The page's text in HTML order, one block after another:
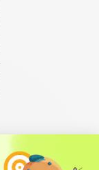
la
Niko Mihic
y prácticas
y estrés.
a tus